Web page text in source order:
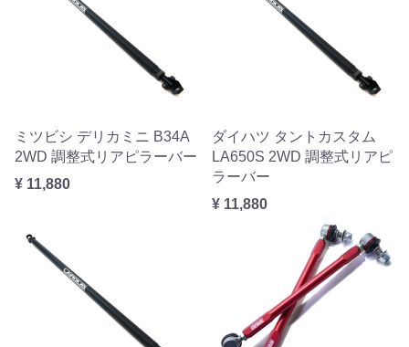
ミツビシ デリカミニ B34A
2WD 調整式リアピラーバー
¥ 11,880
ダイハツ タントカスタム
LA650S 2WD 調整式リアピ
ラーバー
¥ 11,880